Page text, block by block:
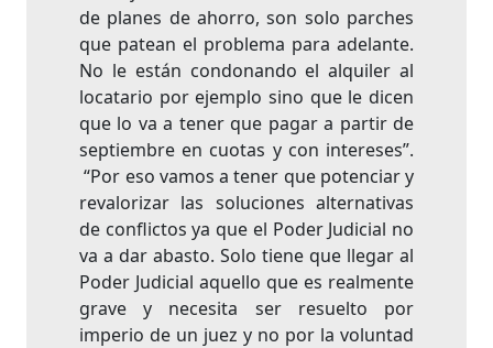
de planes de ahorro, son solo parches
que patean el problema para adelante.
No le están condonando el alquiler al
locatario por ejemplo sino que le dicen
que lo va a tener que pagar a partir de
septiembre en cuotas y con intereses”.
“Por eso vamos a tener que potenciar y
revalorizar las soluciones alternativas
de conflictos ya que el Poder Judicial no
va a dar abasto. Solo tiene que llegar al
Poder Judicial aquello que es realmente
grave y necesita ser resuelto por
imperio de un juez y no por la voluntad